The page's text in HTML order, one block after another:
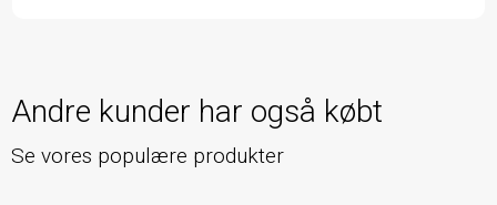
Andre kunder har også købt
Se vores populære produkter